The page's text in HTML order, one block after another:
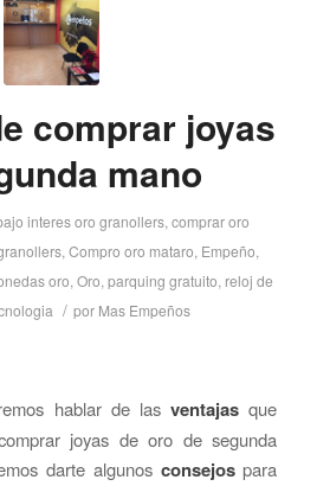
comprar joyas
mano
interes oro granollers, comprar oro
,Compro oro mataro, Empeño,
oro, Oro, parquing gratuito, reloj de
/ por Mas Empeños
hablar de lasventajas que
joyas de oro de segunda
darte algunos consejospara